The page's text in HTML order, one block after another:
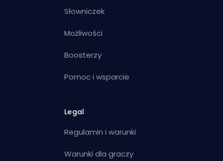
Słowniczek
Możliwości
Boosterzy
Pomoc i wsparcie
Legal
Regulamin i warunki
Warunki dla graczy